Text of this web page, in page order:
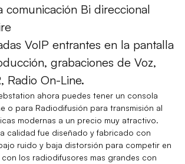
comunicación Bi direccional
VoIP entrantes en la pantalla
grabaciones de Voz,
Radio On-Line.
ahora puedes tener un consola
o para Radiodifusión para transmisión al
modernas a un precio muy atractivo.
calidad fue diseñado y fabricado con
ruido y baja distorsión para competir en
los radiodifusores mas grandes con